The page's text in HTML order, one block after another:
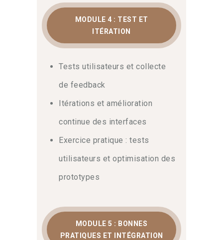
MODULE 4 : TEST ET
ITÉRATION
Tests utilisateurs et collecte
de feedback
Itérations et amélioration
continue des interfaces
Exercice pratique : tests
utilisateurs et optimisation des
prototypes
MODULE 5 : BONNES
PRATIQUES ET INTÉGRATION